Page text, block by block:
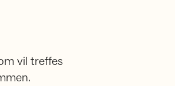
vil treffes